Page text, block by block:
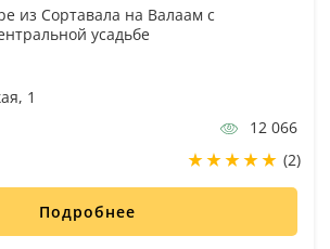
из Сортавала на Валаам с
усадьбе
1
12 066
(2)
Подробнее